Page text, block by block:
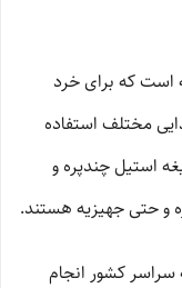
است که برای خرد
مختلف استفاده
400 تا 800 وات، تیغه استیل چندپره و
و حتی جهیزیه هستند.
کشور انجام